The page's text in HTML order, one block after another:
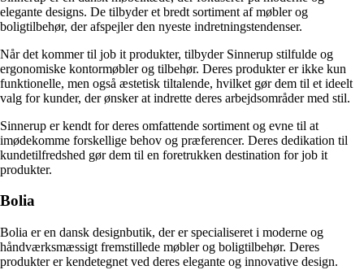
elegante designs. De tilbyder et bredt sortiment af møbler og
boligtilbehør, der afspejler den nyeste indretningstendenser.
Når det kommer til job it produkter, tilbyder Sinnerup stilfulde og
ergonomiske kontormøbler og tilbehør. Deres produkter er ikke kun
funktionelle, men også æstetisk tiltalende, hvilket gør dem til et ideelt
valg for kunder, der ønsker at indrette deres arbejdsområder med stil.
Sinnerup er kendt for deres omfattende sortiment og evne til at
imødekomme forskellige behov og præferencer. Deres dedikation til
kundetilfredshed gør dem til en foretrukken destination for job it
produkter.
Bolia
Bolia er en dansk designbutik, der er specialiseret i moderne og
håndværksmæssigt fremstillede møbler og boligtilbehør. Deres
produkter er kendetegnet ved deres elegante og innovative design.